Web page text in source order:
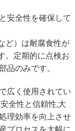
安全性を確保して
ど）は耐腐食性が
。定期的に点検お
のみです。
広く使用されてい
全性と信頼性,大
理効率を向上させ